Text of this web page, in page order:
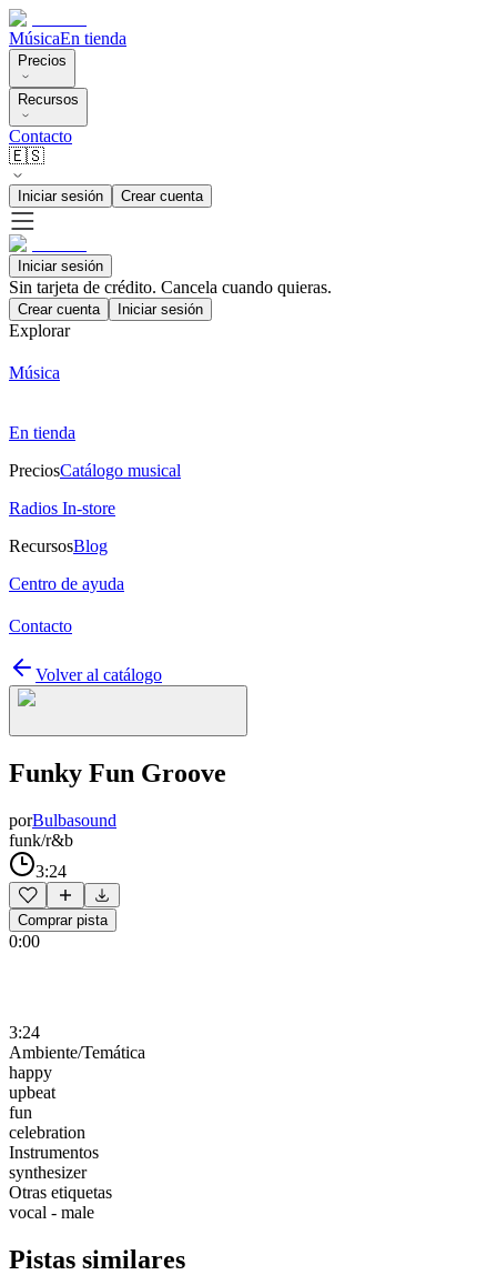
MúsicaEn tienda
Precios
Recursos
Contacto
🇪🇸
Iniciar sesión Crear cuenta
Iniciar sesión
Sin tarjeta de crédito. Cancela cuando quieras.
Crear cuenta Iniciar sesión
Explorar
Música
En tienda
PreciosCatálogo musical
Radios In-store
RecursosBlog
Centro de ayuda
Contacto
Volver al catálogo
Funky Fun Groove
porBulbasound
funk/r&b
3:24
Comprar pista
0:00
3:24
Ambiente/Temática
happy
upbeat
fun
celebration
Instrumentos
synthesizer
Otras etiquetas
vocal - male
Pistas similares